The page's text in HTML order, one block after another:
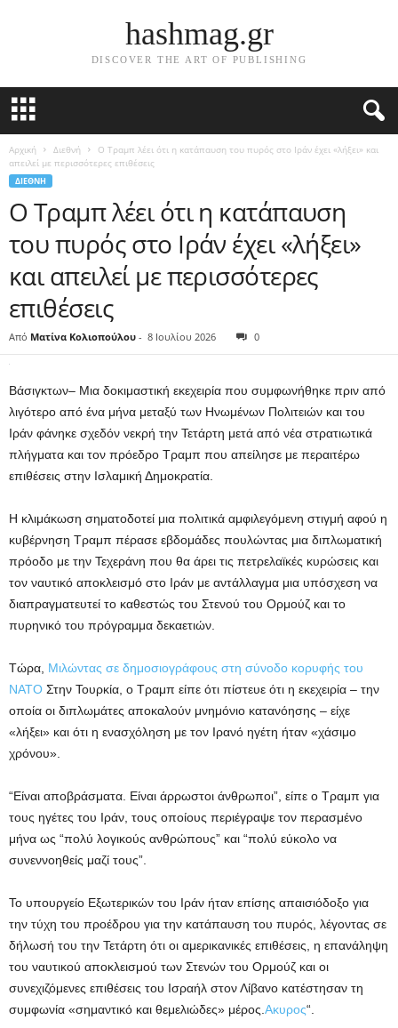
hashmag.gr
DISCOVER THE ART OF PUBLISHING
Αρχική Διεθνή
Ο Τραμπ λέει ότι η κατάπαυση του πυρός στο Ιράν έχει «λήξει» και
απειλεί με περισσότερες επιθέσεις
ΔΙΕΘΝΉ
Ο Τραμπ λέει ότι η κατάπαυση
του πυρός στο Ιράν έχει «λήξει»
και απειλεί με περισσότερες
επιθέσεις
Από Ματίνα Κολιοπούλου - 8 Ιουλίου 2026 0
Βάσιγκτων– Μια δοκιμαστική εκεχειρία που συμφωνήθηκε πριν από
λιγότερο από ένα μήνα μεταξύ των Ηνωμένων Πολιτειών και του
Ιράν φάνηκε σχεδόν νεκρή την Τετάρτη μετά από νέα στρατιωτικά
πλήγματα και τον πρόεδρο Τραμπ που απείλησε με περαιτέρω
επιθέσεις στην Ισλαμική Δημοκρατία.
Η κλιμάκωση σηματοδοτεί μια πολιτικά αμφιλεγόμενη στιγμή αφού η
κυβέρνηση Τραμπ πέρασε εβδομάδες πουλώντας μια διπλωματική
πρόοδο με την Τεχεράνη που θα άρει τις πετρελαϊκές κυρώσεις και
τον ναυτικό αποκλεισμό στο Ιράν με αντάλλαγμα μια υπόσχεση να
διαπραγματευτεί το καθεστώς του Στενού του Ορμούζ και το
πυρηνικό του πρόγραμμα δεκαετιών.
Τώρα, Μιλώντας σε δημοσιογράφους στη σύνοδο κορυφής του
ΝΑΤΟ Στην Τουρκία, ο Τραμπ είπε ότι πίστευε ότι η εκεχειρία – την
οποία οι διπλωμάτες αποκαλούν μνημόνιο κατανόησης – είχε
«λήξει» και ότι η ενασχόληση με τον Ιρανό ηγέτη ήταν «χάσιμο
χρόνου».
“Είναι αποβράσματα. Είναι άρρωστοι άνθρωποι”, είπε ο Τραμπ για
τους ηγέτες του Ιράν, τους οποίους περιέγραψε τον περασμένο
μήνα ως “πολύ λογικούς ανθρώπους” και “πολύ εύκολο να
συνεννοηθείς μαζί τους”.
Το υπουργείο Εξωτερικών του Ιράν ήταν επίσης απαισιόδοξο για
την τύχη του προέδρου για την κατάπαυση του πυρός, λέγοντας σε
δήλωσή του την Τετάρτη ότι οι αμερικανικές επιθέσεις, η επανάληψη
του ναυτικού αποκλεισμού των Στενών του Ορμούζ και οι
συνεχιζόμενες επιθέσεις του Ισραήλ στον Λίβανο κατέστησαν τη
συμφωνία «σημαντικό και θεμελιώδες» μέρος. Ακυρος“.